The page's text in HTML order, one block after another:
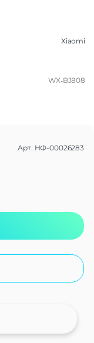
Xiaomi
WX‑BJ808
Арт. НФ-00026283